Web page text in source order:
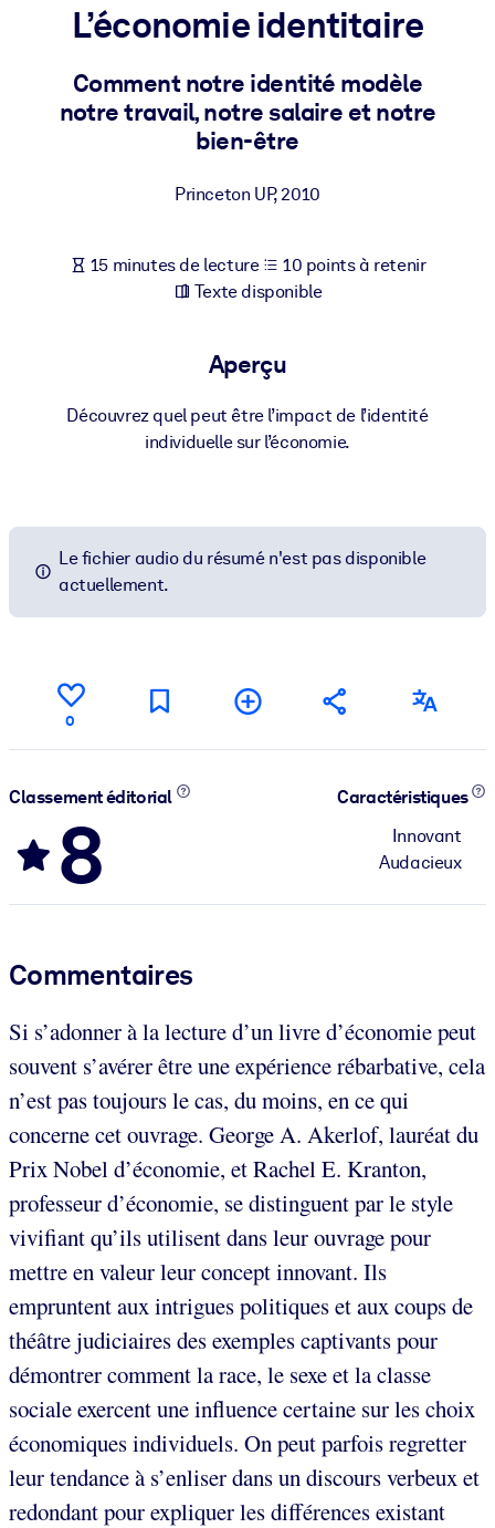
PAR SYSTÈME
Pour LMS/LXP
Intégrez des connaissances vérifiées et concises dans votre
Pour bibliothèques d'entreprise
commerciales fiables et prêtes à l'emploi.
Pour les systèmes d’IA
structurées pour améliorer les résultats.
L’économie identitaire
Comment notre identité modèle
notre travail, notre salaire et notre
bien-être
Princeton UP,2010
15 minutes de lecture
10 points à retenir
Texte disponible
Aperçu
Découvrez quel peut être l’impact de l’identité
individuelle sur l’économie.
Le fichier audio du résumé n'est pas disponible
actuellement.
0
Classement éditorial
8
Caractéristiques
Innovant
Audacieux
Commentaires
Si s’adonner à la lecture d’un livre d’économie peut
souvent s’avérer être une expérience rébarbative, cela
n’est pas toujours le cas, du moins, en ce qui
concerne cet ouvrage. George A. Akerlof, lauréat du
Prix Nobel d’économie, et Rachel E. Kranton,
professeur d’économie, se distinguent par le style
vivifiant qu’ils utilisent dans leur ouvrage pour
mettre en valeur leur concept innovant. Ils
empruntent aux intrigues politiques et aux coups de
théâtre judiciaires des exemples captivants pour
démontrer comment la race, le sexe et la classe
sociale exercent une influence certaine sur les choix
économiques individuels. On peut parfois regretter
leur tendance à s’enliser dans un discours verbeux et
redondant pour expliquer les différences existant